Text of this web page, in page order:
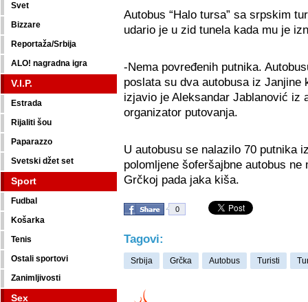
Svet
Bizzare
Reportaža/Srbija
ALO! nagradna igra
V.I.P.
Estrada
Rijaliti šou
Paparazzo
Svetski džet set
Sport
Fudbal
Košarka
Tenis
Ostali sportovi
Zanimljivosti
Sex
Autobus “Halo tursa” sa srpskim
udario je u zid tunela kada mu je
-Nema povređenih putnika.
poslata su dva autobusa iz Janjine
izjavio je Aleksandar Jablanović iz
organizator putovanja.
U autobusu se nalazilo 70 putnika
polomljene šoferšajbne autobus
Grčkoj pada jaka kiša.
0
Tagovi:
Srbija Grčka Autobus Turisti